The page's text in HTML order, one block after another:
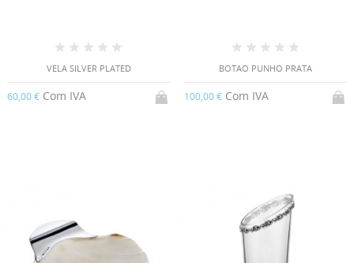
VELA SILVER PLATED
60,00 € Com IVA
BOTAO PUNHO PRATA
100,00 € Com IVA